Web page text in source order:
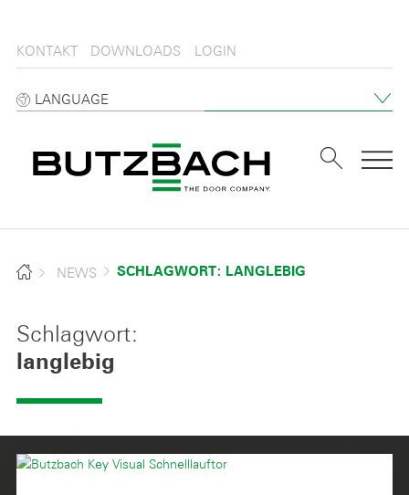
KONTAKT DOWNLOADS LOGIN
LANGUAGE
NEWS SCHLAGWORT: LANGLEBIG
Schlagwort:
langlebig